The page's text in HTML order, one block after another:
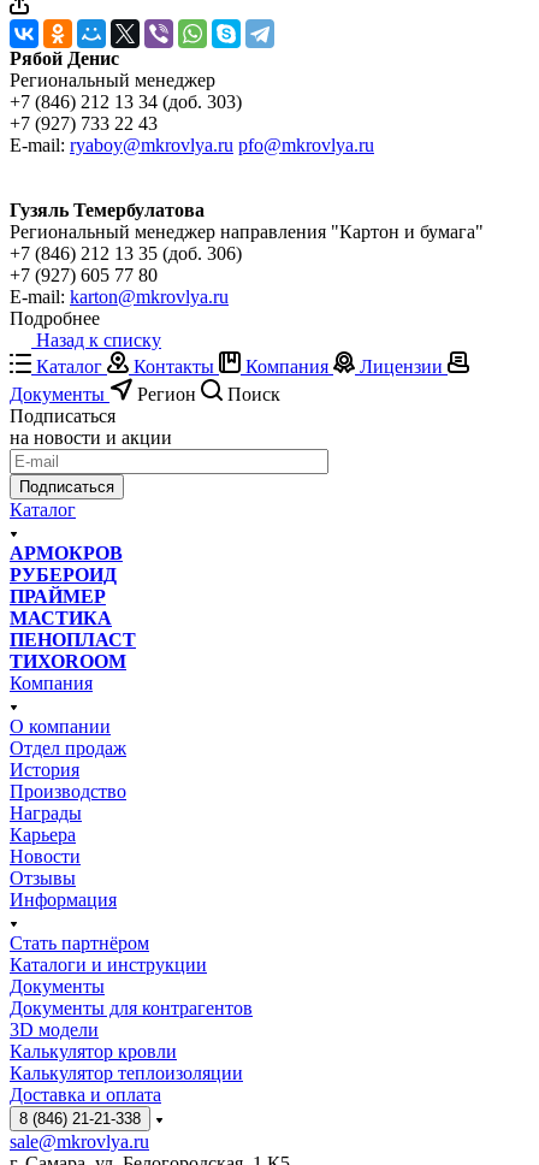
Рябой Денис
Региональный менеджер
+7 (846) 212 13 34 (доб. 303)
+7 (927) 733 22 43
E-mail: ryaboy@mkrovlya.ru pfo@mkrovlya.ru
Гузяль Темербулатова
Региональный менеджер направления "Картон и бумага"
+7 (846) 212 13 35 (доб. 306)
+7 (927) 605 77 80
E-mail: karton@mkrovlya.ru
Подробнее
Назад к списку
Каталог
Контакты Компания
Лицензии
Документы
Регион
Поиск
Подписаться
на новости и акции
Подписаться
Каталог
АРМОКРОВ
РУБЕРОИД
ПРАЙМЕР
МАСТИКА
ПЕНОПЛАСТ
ТИХОROOM
Компания
О компании
Отдел продаж
История
Производство
Награды
Карьера
Новости
Отзывы
Информация
Стать партнёром
Каталоги и инструкции
Документы
Документы для контрагентов
3D модели
Калькулятор кровли
Калькулятор теплоизоляции
Доставка и оплата
8 (846) 21-21-338
sale@mkrovlya.ru